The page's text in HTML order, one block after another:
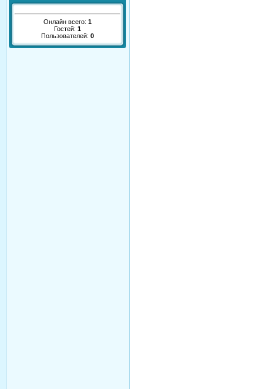
Онлайн всего: 1
Гостей: 1
Пользователей: 0